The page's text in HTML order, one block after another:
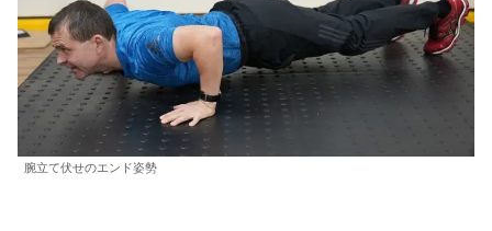
腕立て伏せのエンド姿勢